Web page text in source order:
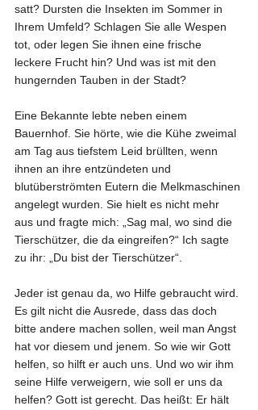
satt? Dursten die Insekten im Sommer in
Ihrem Umfeld? Schlagen Sie alle Wespen
tot, oder legen Sie ihnen eine frische
leckere Frucht hin? Und was ist mit den
hungernden Tauben in der Stadt?
Eine Bekannte lebte neben einem
Bauernhof. Sie hörte, wie die Kühe zweimal
am Tag aus tiefstem Leid brüllten, wenn
ihnen an ihre entzündeten und
blutüberströmten Eutern die Melkmaschinen
angelegt wurden. Sie hielt es nicht mehr
aus und fragte mich: „Sag mal, wo sind die
Tierschützer, die da eingreifen?“ Ich sagte
zu ihr: „Du bist der Tierschützer“.
Jeder ist genau da, wo Hilfe gebraucht wird.
Es gilt nicht die Ausrede, dass das doch
bitte andere machen sollen, weil man Angst
hat vor diesem und jenem. So wie wir Gott
helfen, so hilft er auch uns. Und wo wir ihm
seine Hilfe verweigern, wie soll er uns da
helfen? Gott ist gerecht. Das heißt: Er hält